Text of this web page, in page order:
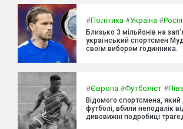
#Політика #Україна #Росія
Близько 3 мільйонів на
український спортсмен
своїм вибором годинника.
#Європа #Футболіст #
Відомого спортсмена, який
футболі, вбили неподалік
дивовижні подробиці